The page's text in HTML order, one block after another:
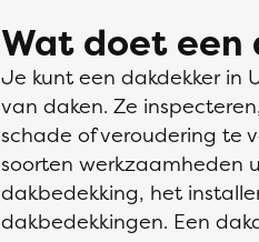
Wat doet een
Je kunt een dakdekker in
van daken. Ze
schade of veroudering te
soorten werkzaamheden
dakbedekking, het
dakbedekkingen. Een